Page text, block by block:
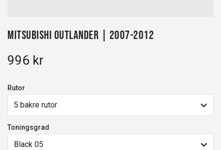
Mitsubishi Outlander | 2007-2012
996 kr
Rutor
5 bakre rutor
Toningsgrad
Black 05